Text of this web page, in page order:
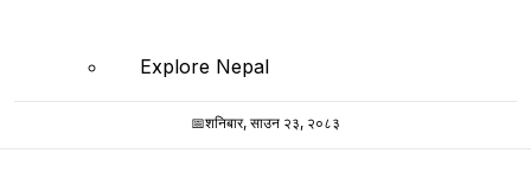
Explore Nepal
📅शनिबार, साउन २३, २०८३